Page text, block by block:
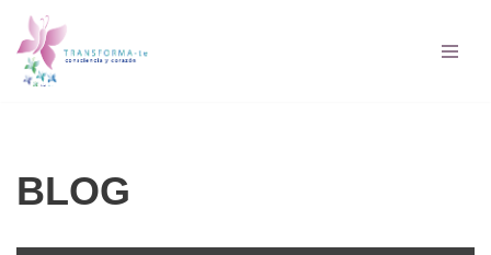
Saltar
al
BLOG